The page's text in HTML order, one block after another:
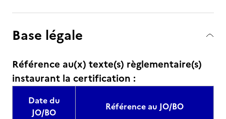
Base légale
Référence au(x) texte(s) règlementaire(s)
instaurant la certification :
Date du
JO/BO
Référence au JO/BO